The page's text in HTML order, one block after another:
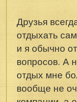
Друзья
отдыхать
и я обычно
вопросов. А
отдых мне
вообще не